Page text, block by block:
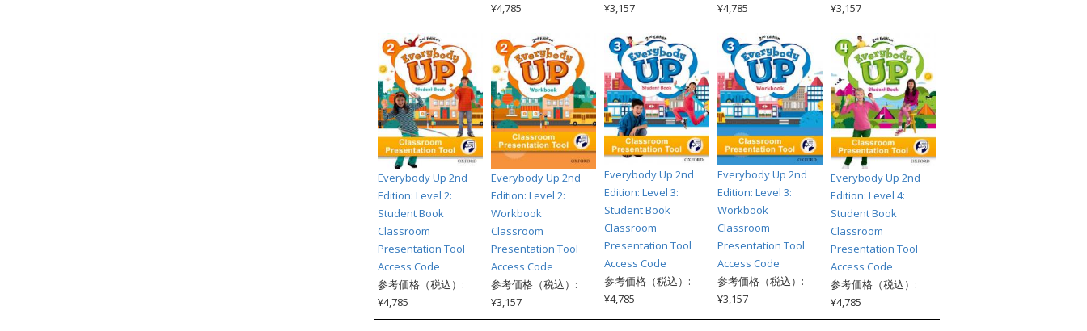
¥4,785
¥3,157
¥4,785
¥3,157
Everybody Up 2nd
Edition: Level 2:
Student Book
Classroom
Presentation Tool
Access Code
参考価格（税込）:
¥4,785
Everybody Up 2nd
Edition: Level 2:
Workbook
Classroom
Presentation Tool
Access Code
参考価格（税込）:
¥3,157
Everybody Up 2nd
Edition: Level 3:
Student Book
Classroom
Presentation Tool
Access Code
参考価格（税込）:
¥4,785
Everybody Up 2nd
Edition: Level 3:
Workbook
Classroom
Presentation Tool
Access Code
参考価格（税込）:
¥3,157
Everybody Up 2nd
Edition: Level 4:
Student Book
Classroom
Presentation Tool
Access Code
参考価格（税込）:
¥4,785